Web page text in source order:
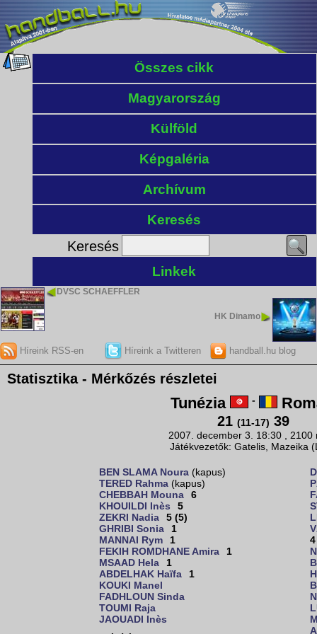
Összes cikk
Magyarország
Külföld
Képgaléria
Archívum
Keresés
Keresés
Linkek
DVSC SCHAEFFLER
HK Dinamo
Híreink RSS-en Híreink a Twitteren handball.hu blog
Statisztika - Mérkőzés részletei
Tunézia -
21 (11-17) 39
2007. december 3. 18:30 , 2100
Játékvezetők: Gatelis, Mazeika
BEN SLAMA Noura (kapus)
TERED Rahma (kapus)
CHEBBAH Mouna
6
KHOUILDI Inès
5
ZEKRI Nadia
5 (5)
GHRIBI Sonia
1
MANNAI Rym
1
FEKIH ROMDHANE Amira
1
MSAAD Hela
1
ABDELHAK Haïfa
1
KOUKI Manel
FADHLOUN Sinda
TOUMI Raja
JAOUADI Inès